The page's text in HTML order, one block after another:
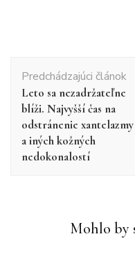
článku
Predchádzajúci článok
Leto sa nezadržateľne
blíži. Najvyšší čas na
odstránenie xantelazmy
a iných kožných
nedokonalostí
Mohlo by